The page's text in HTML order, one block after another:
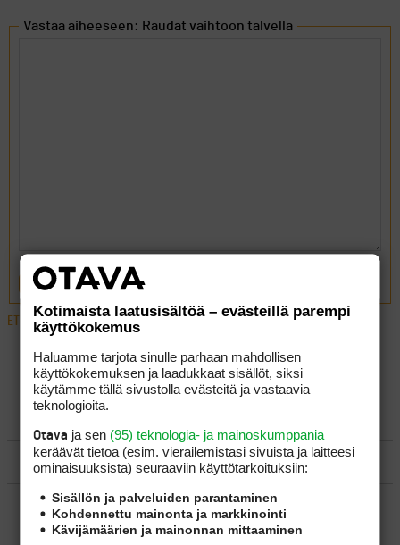
Vastaa aiheeseen: Raudat vaihtoon talvella
LÄHETÄ
ETUSIVU ›FOORUMIT › VÄLINEET ›RAUDAT VAIHTOON TALVELLA
LUO AIHE
OHJEET
UUSIMMAT VIESTIKETJUT
Kotimaista laatusisältöä – evästeillä parempi
käyttökokemus
Haluamme tarjota sinulle parhaan mahdollisen
käyttökokemuksen ja laadukkaat sisällöt, siksi
käytämme tällä sivustolla evästeitä ja vastaavia
teknologioita.
Otava ja sen (95) teknologia- ja mainoskumppania
keräävät tietoa (esim. vierailemis­tasi sivuista ja laitteesi
ominaisuuk­sista) seuraaviin käyttötarkoituksiin:
Sisällön ja palveluiden parantaminen
Kohdennettu mainonta ja markkinointi
Kävijämäärien ja mainonnan mittaaminen